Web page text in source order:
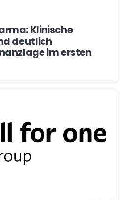
Klinische
deutlich
im ersten